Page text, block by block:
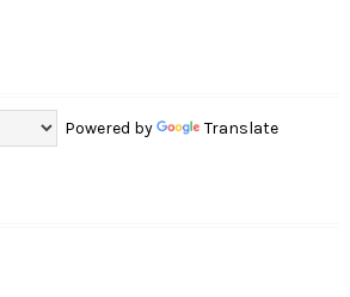
Powered by Translate